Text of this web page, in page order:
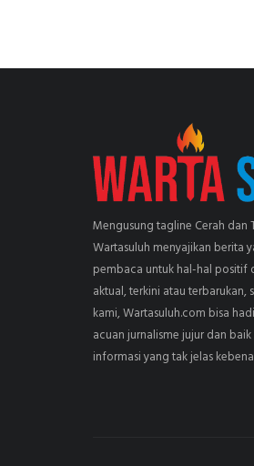
Mengusung tagline Cerah dan
Wartasuluh menyajikan berita
pembaca untuk hal-hal positif
aktual, terkini atau terbarukan,
kami, Wartasuluh.com bisa
acuan jurnalisme jujur dan
informasi yang tak jelas